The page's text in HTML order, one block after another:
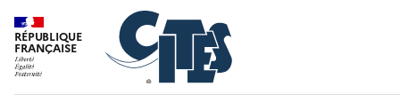
RÉPUBLIQUE
FRANÇAISE